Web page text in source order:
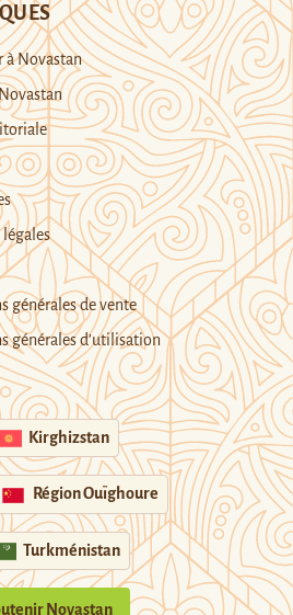
à Novastan
générales de vente
générales d’utilisation
Kirghizstan
Région Ouïghoure
Turkménistan
Novastan